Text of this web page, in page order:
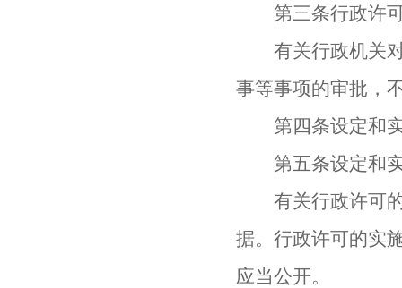
第三条行政许可
有关行政机关对
事等事项的审批，
第四条设定和实
第五条设定和实
有关行政许可的
据。行政许可的实
应当公开。